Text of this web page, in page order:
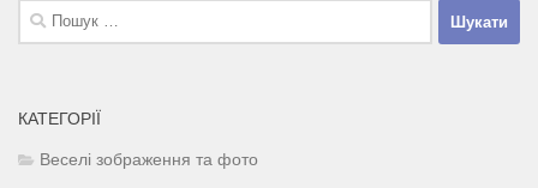
Пошук:
КАТЕГОРІЇ
Веселі зображення та фото